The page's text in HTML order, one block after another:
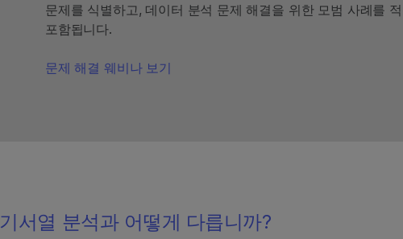
문제를 식별하고, 데이터 분석 문제 해결을 위한 모범 사례를
포함됩니다.
문제 해결 웨비나 보기
서열 분석과 어떻게 다릅니까?